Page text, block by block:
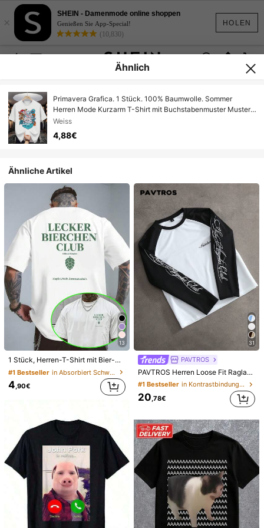
HOLEN
×
SHEIN - Damenmode online shoppen
Genießen Sie App-Special!
(10,830)
1/12
,88€ Preis inkl. MwSt. und Zollgebühren
Preissenkung
Primavera Grafica. 1 Stück. 100% Baumwolle. Sommer Herren
Mode Kurzarm T-Shirt mit Buchstabenmuster Muster. Prim
avera
Größe
Ähnlich
Primavera Grafica. 1 Stück. 100% Baumwolle. Sommer
Herren Mode Kurzarm T-Shirt mit Buchstabenmuster Muster.
Primavera
Weiss
4,88€
Ähnliche Artikel
13
1 Stück, Herren-T-Shirt mit Bier-Club-Text-Aufdruck, lässiges, locker geschnittenes Oberteil, atmungsaktives, bequemes Statement-T-Shirt für den Sommer, jugendliche Mode für alltägliche Anlässe.t shirt
#1 Bestseller in Absorbiert Schweiß Herren T-Shirts
4,90€
31
PAVTROS
PAVTROS Herren Loose Fit Raglan Ärmel T-Shirt, Schwarz & Weiß Kontrast, handgeschriebener englischer Grafikdruck Langarm Herren Herren Langarm T-Shirt Baseball Tee Herren Baseball Shirt Jersey Langarm Old Money, Alltags Lässig, Wochenendausflüge, Outdoor-Aktivitäten, Reiseexpeditionen, entspannte Arbeitsumgebungen oder halbformelle Anlässe, Freund/Ehemann Geschenk, Jahrestags/Geburtstags Geschenkparty Sommerurlaub Neujahr Valentinstag
#1 Bestseller in Kontrastbindung Herren T-Shirts
20,78€